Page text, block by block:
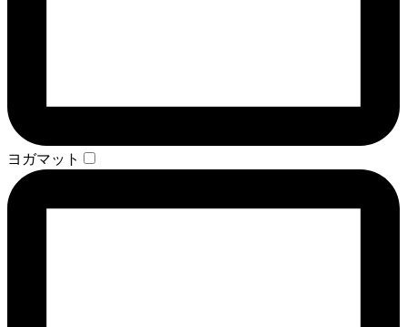
ヨガマット